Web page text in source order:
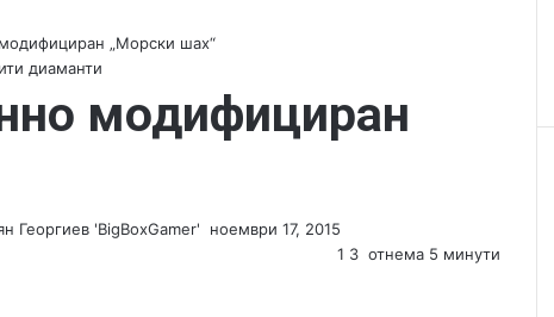
„Морски шах“
диаманти
модифициран
Георгиев 'BigBoxGamer'
S
ноември 17, 2015
1 3 отнема 5 минути